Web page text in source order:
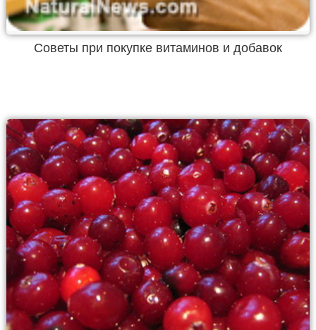
Советы при покупке витаминов и добавок